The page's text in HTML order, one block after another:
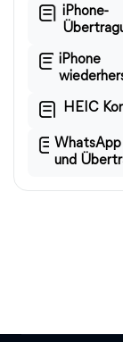
iPhone-
iPhone
HEIC
WhatsApp
und